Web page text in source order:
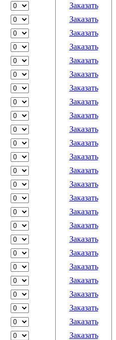
Заказать
Заказать
Заказать
Заказать
Заказать
Заказать
Заказать
Заказать
Заказать
Заказать
Заказать
Заказать
Заказать
Заказать
Заказать
Заказать
Заказать
Заказать
Заказать
Заказать
Заказать
Заказать
Заказать
Заказать
Заказать